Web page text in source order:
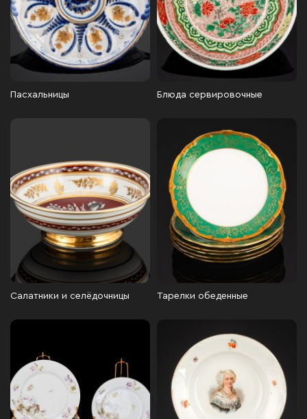
Пасхальницы Блюда сервировочные
Салатники и селёдочницы Тарелки обеденные